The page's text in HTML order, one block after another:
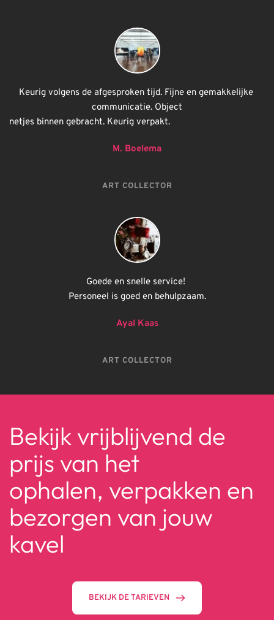
Keurig volgens de afgesproken tijd. Fijne en gemakkelijke
communicatie. Object
netjes binnen gebracht. Keurig verpakt.
M. Boelema
ART COLLECTOR
Goede en snelle service!
Personeel is goed en behulpzaam.
Ayal Kaas
ART COLLECTOR
Bekijk vrijblijvend de
prijs van het
ophalen, verpakken en
bezorgen van jouw
kavel
BEKIJK DE TARIEVEN